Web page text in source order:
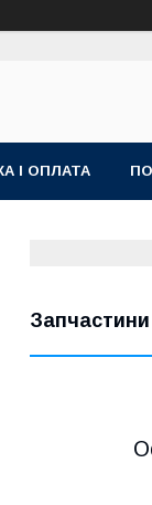
І ОПЛАТА